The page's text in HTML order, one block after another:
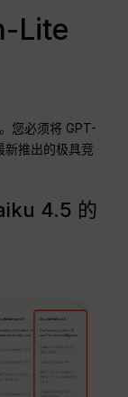
Lite
您必须将 GPT-
推出的极具竞
4.5 的